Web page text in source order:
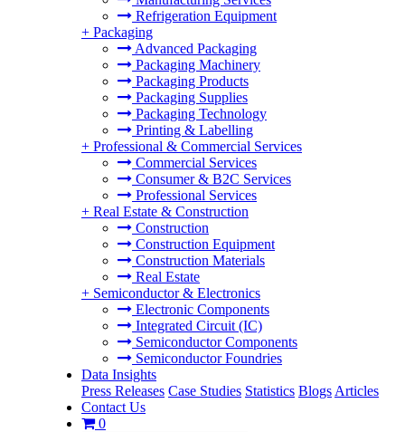
Refrigeration Equipment
+ Packaging
Advanced Packaging
Packaging Machinery
Packaging Products
Packaging Supplies
Packaging Technology
Printing & Labelling
+ Professional & Commercial Services
Commercial Services
Consumer & B2C Services
Professional Services
+ Real Estate & Construction
Construction
Construction Equipment
Construction Materials
Real Estate
+ Semiconductor & Electronics
Electronic Components
Integrated Circuit (IC)
Semiconductor Components
Semiconductor Foundries
Data Insights
Press Releases Case Studies Statistics Blogs Articles
Contact Us
0